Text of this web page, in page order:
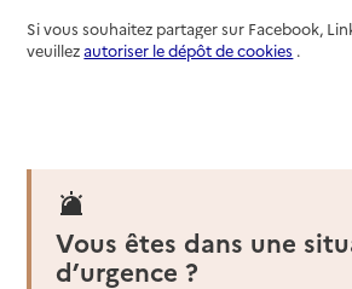
Si vous souhaitez partager sur Facebook,
veuillezautoriser le dépôt de cookies .
Vous êtes dans une
d’urgence ?